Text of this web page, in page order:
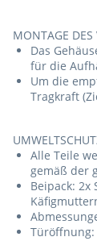
MONTAGE DES
Das
für die
Um die
Tragkraft
Alle Teile
gemäß der
Beipack: 2x
Türöffnung: